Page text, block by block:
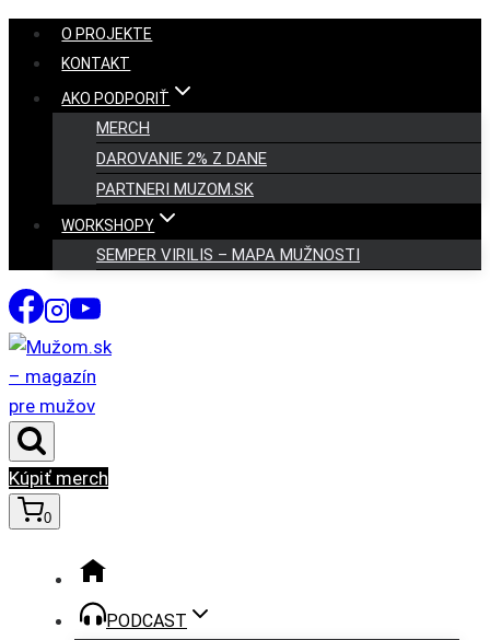
Skip
content
O PROJEKTE
KONTAKT
AKO PODPORIŤ
MERCH
DAROVANIE 2% Z DANE
PARTNERI MUZOM.SK
WORKSHOPY
SEMPER VIRILIS – MAPA MUŽNOSTI
Kúpiť merch
0
PODCAST